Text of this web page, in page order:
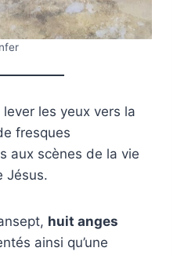
les yeux vers la
fresques
aux scènes de la vie
Jésus.
huit anges
ainsi qu’une